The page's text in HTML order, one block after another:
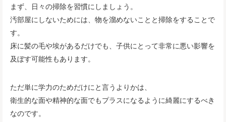
まず、日々の掃除を習慣にしましょう。
汚部屋にしないためには、物を溜めないことと掃除をすることで
す。
床に髪の毛や埃があるだけでも、子供にとって非常に悪い影響を
及ぼす可能性もあります。
ただ単に学力のためだけにと言うよりかは、
衛生的な面や精神的な面でもプラスになるように綺麗にするべき
なのです。